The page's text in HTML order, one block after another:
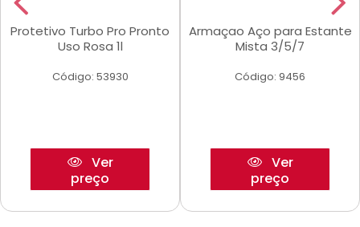
Protetivo Turbo Pro Pronto
Uso Rosa 1l
Código: 53930
Ver
preço
Armaçao Aço para Estante
Mista 3/5/7
Código: 9456
Ver
preço